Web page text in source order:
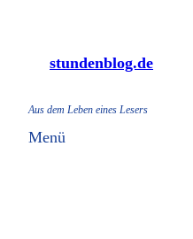
springenstundenblog.de
Aus dem Leben eines Lesers
Menü